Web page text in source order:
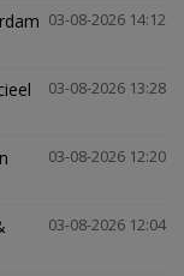
03-08-2026 14:12
03-08-2026 13:28
03-08-2026 12:20
03-08-2026 12:04